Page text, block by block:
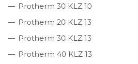
Protherm 30 KLZ 10
Protherm 20 KLZ 13
Protherm 30 KLZ 13
Protherm 40 KLZ 13